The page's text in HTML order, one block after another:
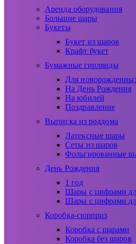
Аренда оборудования
Большие шары
Букеты
Букет из шаров
Крафт букет
Бумажные гирлянды
Для
На День Рождения
На юбилей
Поздравление
Выписка из роддома
Латексные шары
Сеты из шаров
Фольгированные
День Рождения
1 год
Шары с цифрами
Шары с цифрами
Коробка-сюрприз
Коробка с шарами
Коробка без шаров